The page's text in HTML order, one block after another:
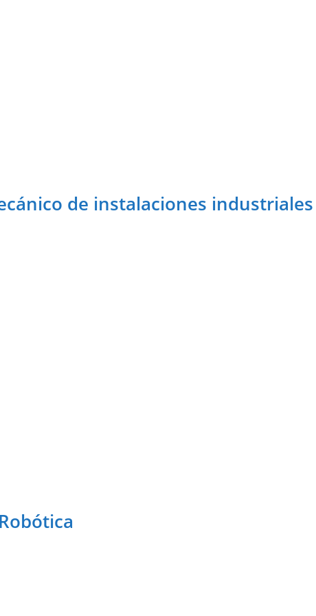
de instalaciones industriales